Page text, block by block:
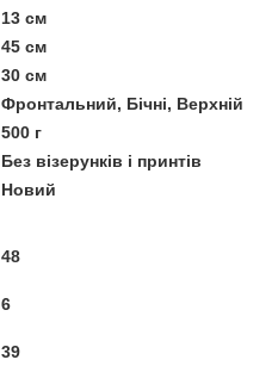
13 см
45 см
30 см
Фронтальний, Бічні, Верхній
500 г
Без візерунків і принтів
Новий
48
6
39